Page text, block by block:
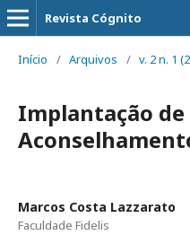
Revista Cógnito
Início / Arquivos / v. 2 n. 1
Implantação
Marcos Costa Lazzarato
Faculdade Fidelis